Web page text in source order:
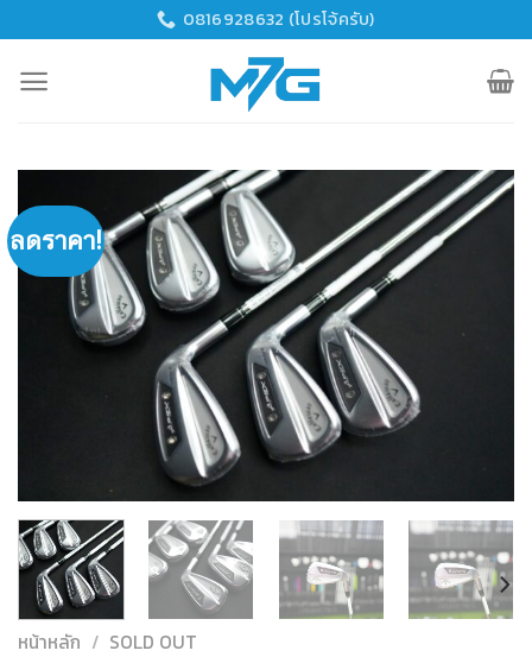
content
0816928632 (โปรโจ้ครับ)
ลดราคา!
หน้าหลัก / SOLD OUT